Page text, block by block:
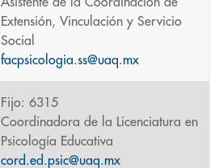
Extensión, Vinculación y Servicio
Social
facpsicologia.ss@uaq.mx
Fijo: 6315
Coordinadora de la Licenciatura en
Psicología Educativa
cord.ed.psic@uaq.mx